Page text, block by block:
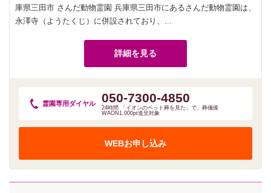
庫県三田市 さんだ動物霊園 兵庫県三田市にあるさんだ動物霊園は、
永澤寺（ようたくじ）に併設されており、...
詳細を見る
霊園専用 ダイヤル 050-7300-4850
24時間 「イオンのペット葬を見た」で、葬儀後
WAON1,000pt進呈対象
WEBお申し込み